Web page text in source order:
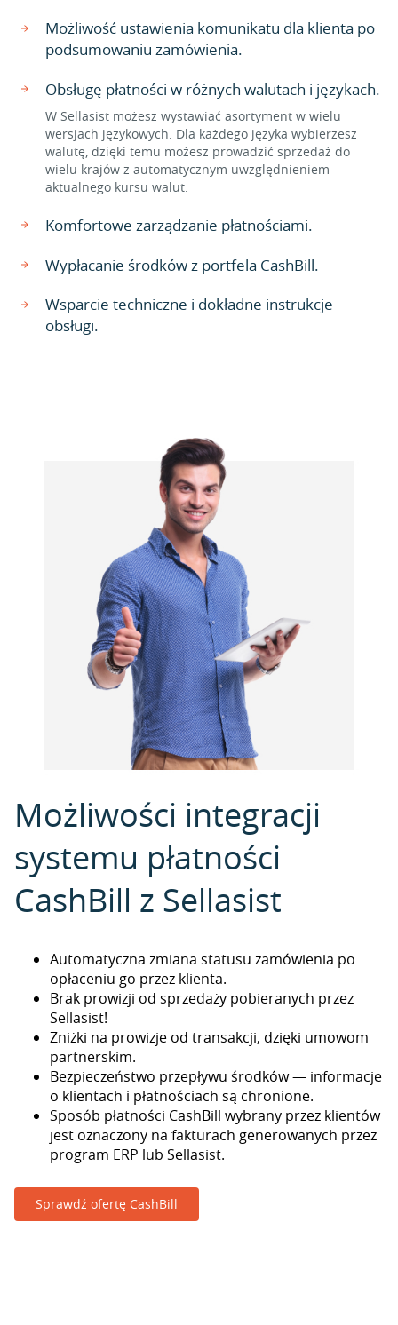
Możliwość ustawienia komunikatu dla klienta po
podsumowaniu zamówienia.
Obsługę płatności w różnych walutach i językach.
W Sellasist możesz wystawiać asortyment w wielu
wersjach językowych. Dla każdego języka wybierzesz
walutę, dzięki temu możesz prowadzić sprzedaż do
wielu krajów z automatycznym uwzględnieniem
aktualnego kursu walut.
Komfortowe zarządzanie płatnościami.
Wypłacanie środków z portfela CashBill.
Wsparcie techniczne i dokładne instrukcje
obsługi.
Możliwości integracji
systemu płatności
CashBill z Sellasist
Automatyczna zmiana statusu zamówienia po
opłaceniu go przez klienta.
Brak prowizji od sprzedaży pobieranych przez
Sellasist!
Zniżki na prowizje od transakcji, dzięki umowom
partnerskim.
Bezpieczeństwo przepływu środków — informacje
o klientach i płatnościach są chronione.
Sposób płatności CashBill wybrany przez klientów
jest oznaczony na fakturach generowanych przez
program ERP lub Sellasist.
Sprawdź ofertę CashBill